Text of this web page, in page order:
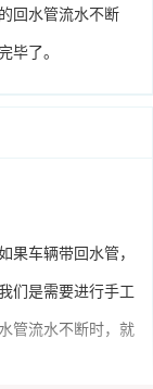
回水管流水不断
毕了。
果车辆带回水管，
们是需要进行手工
管流水不断时，就